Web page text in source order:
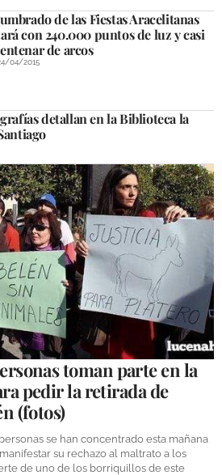
de las Fiestas Aracelitanas
con 240.000 puntos de luz y casi
de arcos
04/2015
detallan en la Biblioteca la
toman parte en la
pedir la retirada de
(fotos)
se han concentrado esta mañana
su rechazo al maltrato a los
de uno de los borriquillos de este